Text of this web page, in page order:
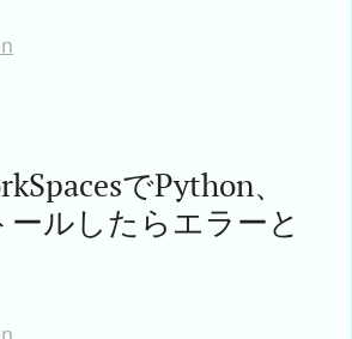
でPython、
ルしたらエラーと